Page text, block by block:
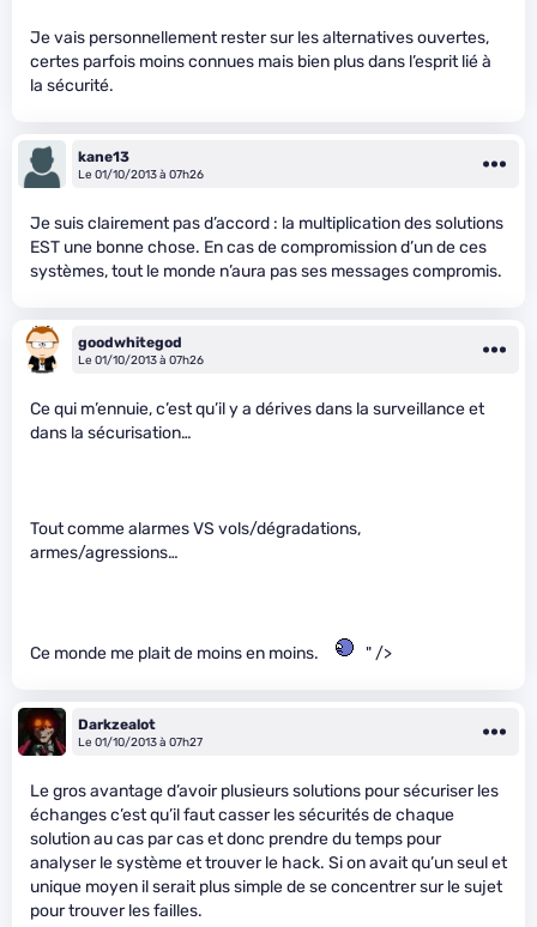
Je vais personnellement rester sur les alternatives ouvertes,
certes parfois moins connues mais bien plus dans l’esprit lié à
la sécurité.
kane13
Le 01/10/2013 à 07h26
Je suis clairement pas d’accord : la multiplication des solutions
EST une bonne chose. En cas de compromission d’un de ces
systèmes, tout le monde n’aura pas ses messages compromis.
goodwhitegod
Le 01/10/2013 à 07h26
Ce qui m’ennuie, c’est qu’il y a dérives dans la surveillance et
dans la sécurisation…
Tout comme alarmes VS vols/dégradations,
armes/agressions…
Ce monde me plait de moins en moins. " />
Darkzealot
Le 01/10/2013 à 07h27
Le gros avantage d’avoir plusieurs solutions pour sécuriser les
échanges c’est qu’il faut casser les sécurités de chaque
solution au cas par cas et donc prendre du temps pour
analyser le système et trouver le hack. Si on avait qu’un seul et
unique moyen il serait plus simple de se concentrer sur le sujet
pour trouver les failles.